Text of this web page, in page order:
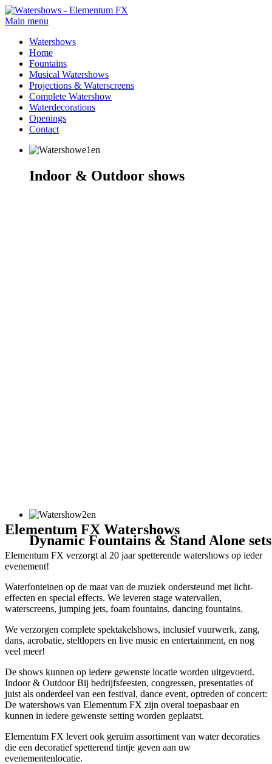
Main menu
Watershows
Home
Fountains
Musical Watershows
Projections & Waterscreens
Complete Watershow
Waterdecorations
Openings
Contact
Indoor & Outdoor shows
Dynamic Fountains & Stand Alone sets
Elementum FX Watershows
Elementum FX verzorgt al 20 jaar spetterende watershows op ieder
evenement!
Waterfonteinen op de maat van de muziek ondersteund met licht-
effecten en special effects. We leveren stage watervallen,
waterscreens, jumping jets, foam fountains, dancing fountains.
We verzorgen complete spektakelshows, inclusief vuurwerk, zang,
dans, acrobatie, steltlopers en live music en entertainment, en nog
veel meer!
De shows kunnen op iedere gewenste locatie worden uitgevoerd.
Indoor & Outdoor Bij bedrijfsfeesten, congressen, presentaties of
juist als onderdeel van een festival, dance event, optreden of concert:
De watershows van Elementum FX zijn overal toepasbaar en
kunnen in iedere gewenste setting worden geplaatst.
Elementum FX levert ook geruim assortiment van water decoraties
die een decoratief spetterend tintje geven aan uw
evenementenlocatie.